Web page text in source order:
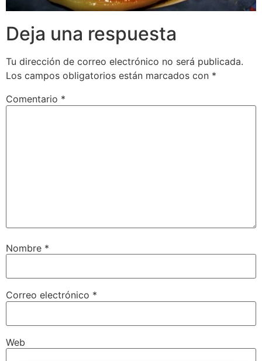
Deja una respuesta
Tu dirección de correo electrónico no será publicada.
Los campos obligatorios están marcados con *
Comentario *
Nombre *
Correo electrónico *
Web